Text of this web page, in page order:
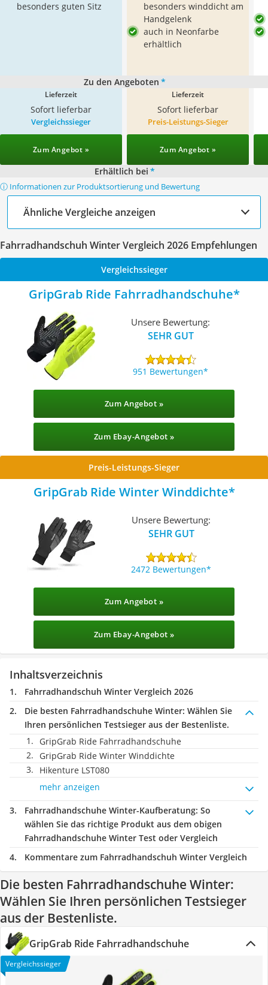
besonders guten Sitz
besonders winddicht am
Handgelenk
auch in Neonfarbe
erhältlich
Zu den Angeboten *
Lieferzeit
Sofort lieferbar
Lieferzeit
Sofort lieferbar
Vergleichssieger
Zum Angebot »
Preis-Leistungs-Sieger
Zum Angebot »
Erhältlich bei *
ⓘ Informationen zur Produktsortierung und Bewertung
Ähnliche Vergleiche anzeigen
Fahrradhandschuh Winter Vergleich 2026 Empfehlungen
Vergleichssieger
GripGrab Ride Fahrradhandschuhe
Unsere Bewertung:
SEHR GUT
951 Bewertungen
Zum Angebot »
Zum Ebay-Angebot »
Preis-Leistungs-Sieger
GripGrab Ride Winter Winddichte
Unsere Bewertung:
SEHR GUT
2472 Bewertungen
Zum Angebot »
Zum Ebay-Angebot »
Inhaltsverzeichnis
Fahrradhandschuh Winter Vergleich 2026
Die besten Fahrradhandschuhe Winter: Wählen Sie
Ihren persönlichen Testsieger aus der Bestenliste.
GripGrab Ride Fahrradhandschuhe
GripGrab Ride Winter Winddichte
Hikenture LST080
mehr anzeigen
Fahrradhandschuhe Winter-Kaufberatung: So
wählen Sie das richtige Produkt aus dem obigen
Fahrradhandschuhe Winter Test oder Vergleich
Kommentare zum Fahrradhandschuh Winter Vergleich
Die besten Fahrradhandschuhe Winter:
Wählen Sie Ihren persönlichen Testsieger
aus der Bestenliste.
GripGrab Ride Fahrradhandschuhe
Vergleichssieger